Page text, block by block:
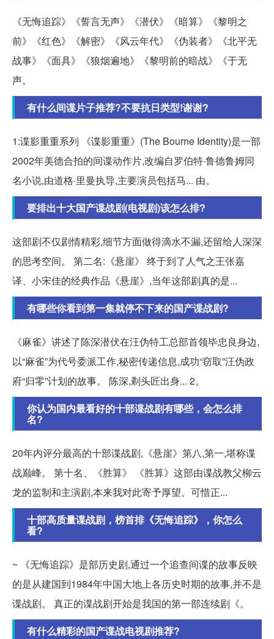
《无悔追踪》《誓言无声》《潜伏》《暗算》《黎明之
前》《红色》《解密》《风云年代》《伪装者》《北平无
战事》《面具》《狼烟遍地》《黎明前的暗战》《于无
声。
有什么间谍片子推荐?不要抗日类型!谢谢?
1:谍影重重系列 《谍影重重》(The Bourne Identity)是一部
2002年美德合拍的间谍动作片,改编自罗伯特·鲁德鲁姆同
名小说,由道格·里曼执导,主要演员包括马... 由。
要排出十大国产谍战剧(电视剧)该怎么排?
这部剧不仅剧情精彩,细节方面做得滴水不漏,还留给人深深
的思考空间。 第二名:《悬崖》 终于到了人气之王张嘉
译、小宋佳的经典作品《悬崖》,当年这部剧真的是...
有哪些你看到第一集就停不下来的国产谍战剧?
《麻雀》讲述了陈深潜伏在汪伪特工总部首领毕忠良身边,
以“麻雀”为代号委派工作,秘密传递信息,成功“窃取”汪伪政
府“归零”计划的故事。 陈深,剃头匠出身... 2。
你认为国内最看好的十部谍战剧有哪些，会怎么排
名?
20年内评分最高的十部谍战剧,《悬崖》第八,第一,堪称谍
战巅峰。 第十名、《胜算》 《胜算》这部由谍战教父柳云
龙的监制和主演剧,本来我对此寄予厚望。可惜正...
十部高质量谍战剧，榜首排《无悔追踪》，你怎么
看?
~ 《无悔追踪》是部历史剧,通过一个追查间谍的故事反映
的是从建国到1984年中国大地上各历史时期的故事,并不是
谍战剧。 真正的谍战剧开始是我国的第一部连续剧《。
有什么精彩的国产谍战电视剧推荐?